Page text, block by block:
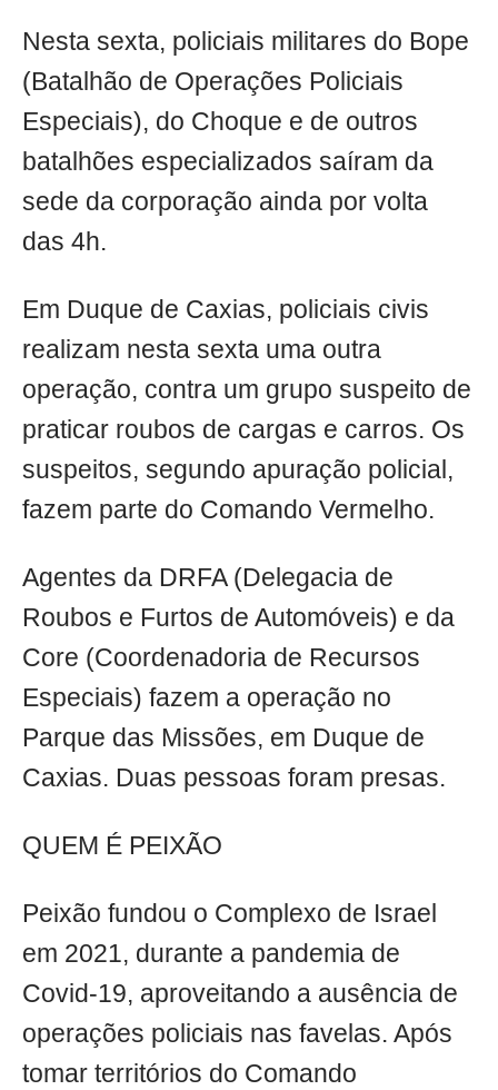
Nesta sexta, policiais militares do Bope
(Batalhão de Operações Policiais
Especiais), do Choque e de outros
batalhões especializados saíram da
sede da corporação ainda por volta
das 4h.
Em Duque de Caxias, policiais civis
realizam nesta sexta uma outra
operação, contra um grupo suspeito de
praticar roubos de cargas e carros. Os
suspeitos, segundo apuração policial,
fazem parte do Comando Vermelho.
Agentes da DRFA (Delegacia de
Roubos e Furtos de Automóveis) e da
Core (Coordenadoria de Recursos
Especiais) fazem a operação no
Parque das Missões, em Duque de
Caxias. Duas pessoas foram presas.
QUEM É PEIXÃO
Peixão fundou o Complexo de Israel
em 2021, durante a pandemia de
Covid-19, aproveitando a ausência de
operações policiais nas favelas. Após
tomar territórios do Comando